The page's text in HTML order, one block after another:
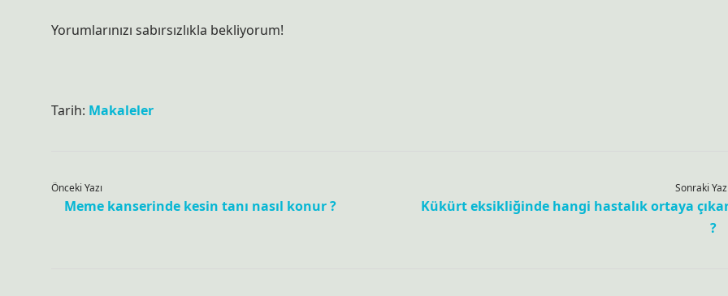
Yorumlarınızı sabırsızlıkla bekliyorum!
Tarih: Makaleler
Önceki Yazı
Meme kanserinde kesin tanı nasıl konur ?
Sonraki
Kükürt eksikliğinde hangi hastalık ortaya
?